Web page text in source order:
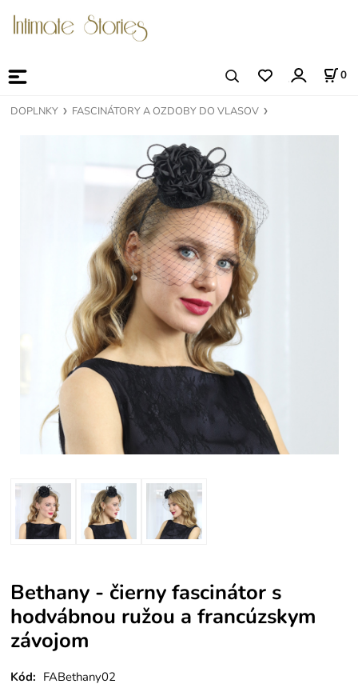
0
DOPLNKY FASCINÁTORY A OZDOBY DO VLASOV
Bethany - čierny fascinátor s
hodvábnou ružou a francúzskym
závojom
Kód: FABethany02